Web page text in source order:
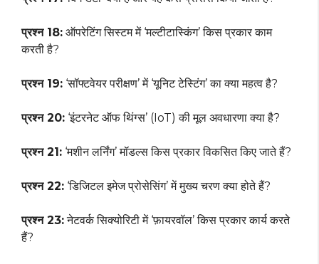
प्रश्न 18: ऑपरेटिंग सिस्टम में ‘मल्टीटास्किंग’ किस प्रकार काम
करती है?
प्रश्न 19: ‘सॉफ्टवेयर परीक्षण’ में ‘यूनिट टेस्टिंग’ का क्या महत्व है?
प्रश्न 20: ‘इंटरनेट ऑफ थिंग्स’ (IoT) की मूल अवधारणा क्या है?
प्रश्न 21: ‘मशीन लर्निंग’ मॉडल्स किस प्रकार विकसित किए जाते हैं?
प्रश्न 22: ‘डिजिटल इमेज प्रोसेसिंग’ में मुख्य चरण क्या होते हैं?
प्रश्न 23:नेटवर्क सिक्योरिटी में ‘फ़ायरवॉल’ किस प्रकार कार्य करते
हैं?